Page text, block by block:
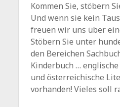
Kommen Sie, stöbern
Und wenn sie kein
freuen wir uns über
Stöbern Sie unter
den Bereichen
Kinderbuch …
und österreichische
vorhanden! Vieles soll